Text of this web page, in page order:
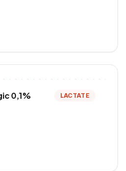
0,1%
LACTATE